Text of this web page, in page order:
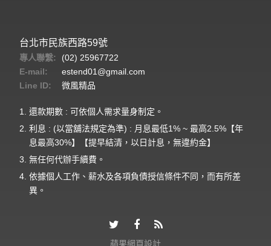
台北市民族西路59號
專人聯繫:
(02) 25967722
E-mail:
estend01@gmail.com
Line ID:
微風精品
還款期數 : 可依個人需求量身制定。
利息 : (以當舖法規定為準) : 月息最低1% ~ 最高2.5%【年
息最高30%】【提早結清，以日計息，無違約金】
無任何代辦手續費。
依據個人工作、薪水及各項負債授信條件不同，而有所差
異。
蘋果網頁設計